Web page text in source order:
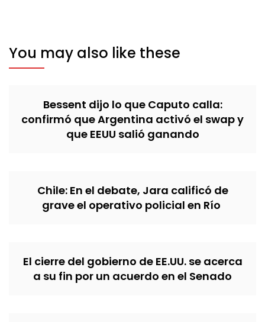
You may also like these
Bessent dijo lo que Caputo calla:
confirmó que Argentina activó el swap y
que EEUU salió ganando
Chile: En el debate, Jara calificó de
grave el operativo policial en Río
El cierre del gobierno de EE.UU. se acerca
a su fin por un acuerdo en el Senado